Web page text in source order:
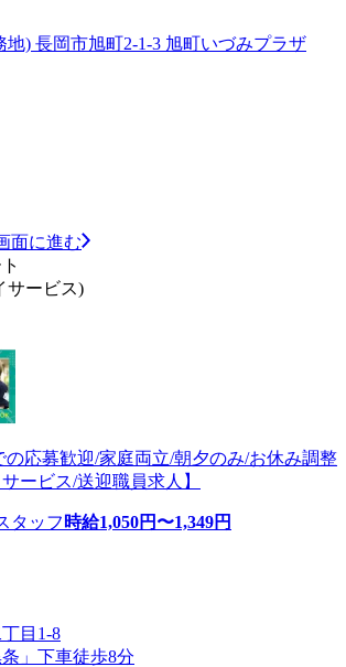
地) 長岡市旭町2-1-3 旭町いづみプラザ
面に進む
サービス)
の応募歓迎/家庭両立/朝夕のみ/お休み調整
ービス/送迎職員求人】
タッフ 時給1,050円〜1,349円
目1-8
」下車徒歩8分